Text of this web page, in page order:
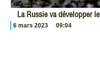
La Russie va développer
6 mars 2023 09:04